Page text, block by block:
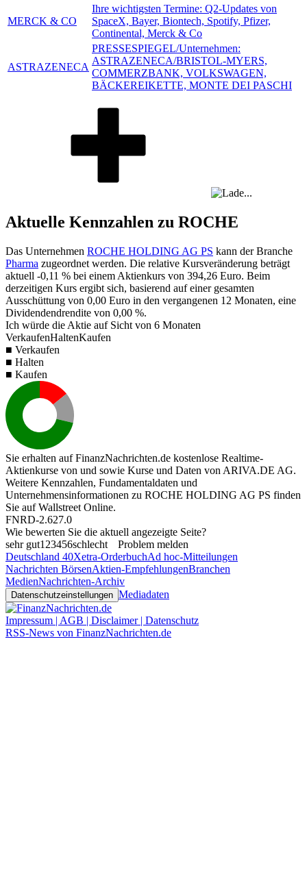
MERCK & CO
Ihre wichtigsten Termine: Q2-Updates von
SpaceX, Bayer, Biontech, Spotify, Pfizer,
Continental, Merck & Co
ASTRAZENECA
PRESSESPIEGEL/Unternehmen:
ASTRAZENECA/BRISTOL-MYERS,
COMMERZBANK, VOLKSWAGEN,
BÄCKEREIKETTE, MONTE DEI PASCHI
Aktuelle Kennzahlen zu ROCHE
Das Unternehmen ROCHE HOLDING AG PS kann der Branche
Pharma zugeordnet werden. Die relative Kursveränderung beträgt
aktuell -0,11 % bei einem Aktienkurs von 394,26 Euro. Beim
derzeitigen Kurs ergibt sich, basierend auf einer gesamten
Ausschüttung von 0,00 Euro in den vergangenen 12 Monaten, eine
Dividendendrendite von 0,00 %.
Ich würde die Aktie auf Sicht von 6 Monaten
VerkaufenHaltenKaufen
■ Verkaufen
■ Halten
■ Kaufen
Sie erhalten auf FinanzNachrichten.de kostenlose Realtime-
Aktienkurse von und sowie Kurse und Daten von ARIVA.DE AG.
Weitere Kennzahlen, Fundamentaldaten und
Unternehmensinformationen zu ROCHE HOLDING AG PS finden
Sie aufWallstreet Online.
FNRD-2.627.0
Wie bewerten Sie die aktuell angezeigte Seite?
sehr gut1 23456schlecht
Problem melden
Deutschland 40Xetra-OrderbuchAd hoc-Mitteilungen
Nachrichten BörsenAktien-EmpfehlungenBranchen
MedienNachrichten-Archiv
Datenschutzeinstellungen Mediadaten
Impressum | AGB | Disclaimer | Datenschutz
RSS-News von FinanzNachrichten.de